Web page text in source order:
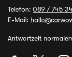
Telefon: 089 / 745
E-Mail:
Antwortzeit